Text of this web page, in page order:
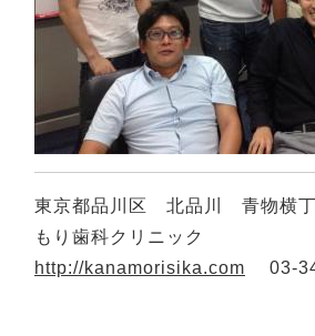
東京都品川区 北品川 青物横丁
もり歯科クリニック
http://kanamorisika.com 03-